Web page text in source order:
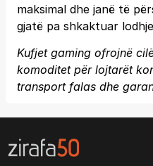
maksimal dhe janë të
gjatë pa shkaktuar
Kufjet gaming ofrojnë
komoditet për lojtarët
transport falas dhe